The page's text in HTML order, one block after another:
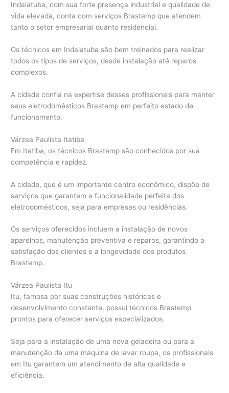
Indaiatuba, com sua forte presença industrial e qualidade de
vida elevada, conta com serviços Brastemp que atendem
tanto o setor empresarial quanto residencial.
Os técnicos em Indaiatuba são bem treinados para realizar
todos os tipos de serviços, desde instalação até reparos
complexos.
A cidade confia na expertise desses profissionais para manter
seus eletrodomésticos Brastemp em perfeito estado de
funcionamento.
Várzea Paulista Itatiba
Em Itatiba, os técnicos Brastemp são conhecidos por sua
competência e rapidez.
A cidade, que é um importante centro econômico, dispõe de
serviços que garantem a funcionalidade perfeita dos
eletrodomésticos, seja para empresas ou residências.
Os serviços oferecidos incluem a instalação de novos
aparelhos, manutenção preventiva e reparos, garantindo a
satisfação dos clientes e a longevidade dos produtos
Brastemp.
Várzea Paulista Itu
Itu, famosa por suas construções históricas e
desenvolvimento constante, possui técnicos Brastemp
prontos para oferecer serviços especializados.
Seja para a instalação de uma nova geladeira ou para a
manutenção de uma máquina de lavar roupa, os profissionais
em Itu garantem um atendimento de alta qualidade e
eficiência.